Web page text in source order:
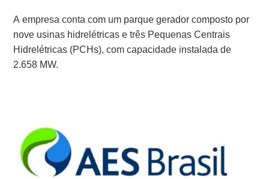
A empresa conta com um parque gerador composto por
nove usinas hidrelétricas e três Pequenas Centrais
Hidrelétricas (PCHs), com capacidade instalada de
2.658 MW.